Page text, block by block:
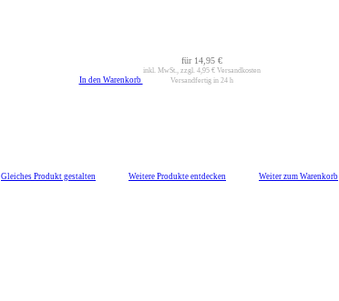
In den Warenkorb
für 14,95 €
inkl. MwSt., zzgl. 4,95 €Versandkosten
Versandfertig in 24 h
Gleiches Produkt gestalten
Weitere Produkte entdecken Weiter zum Warenkorb